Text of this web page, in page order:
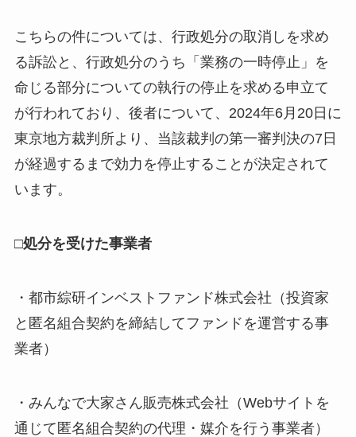
こちらの件については、行政処分の取消しを求め
る訴訟と、行政処分のうち「業務の一時停止」を
命じる部分についての執行の停止を求める申立て
が行われており、後者について、2024年6月20日に
東京地方裁判所より、当該裁判の第一審判決の7日
が経過するまで効力を停止することが決定されて
います。
□処分を受けた事業者
・都市綜研インベストファンド株式会社（投資家
と匿名組合契約を締結してファンドを運営する事
業者）
・みんなで大家さん販売株式会社（Webサイトを
通じて匿名組合契約の代理・媒介を行う事業者）